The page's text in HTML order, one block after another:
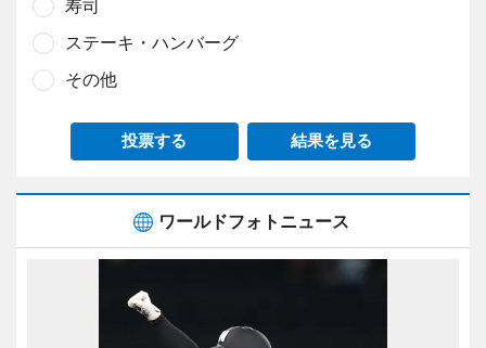
寿司
ステーキ・ハンバーグ
その他
投票する 結果を見る
ワールドフォトニュース